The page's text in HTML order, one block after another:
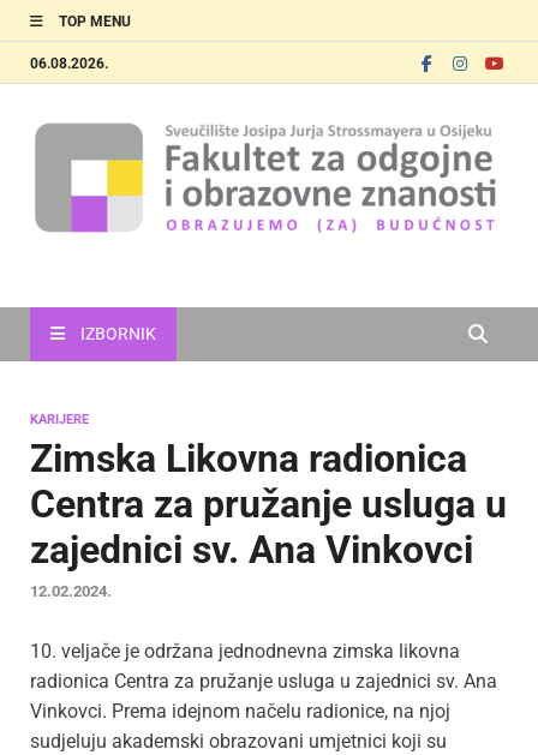
TOP MENU
06.08.2026.
IZBORNIK
KARIJERE
Zimska Likovna radionica
Centra za pružanje usluga u
zajednici sv. Ana Vinkovci
12.02.2024.
10. veljače je održana jednodnevna zimska likovna
radionica Centra za pružanje usluga u zajednici sv. Ana
Vinkovci. Prema idejnom načelu radionice, na njoj
sudjeluju akademski obrazovani umjetnici koji su